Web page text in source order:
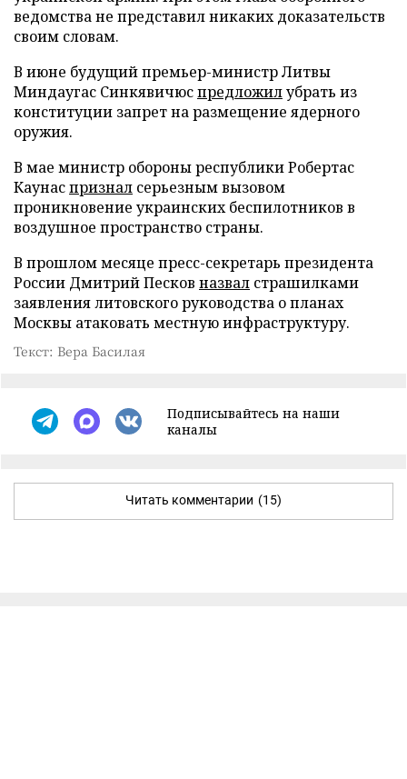
ведомства не представил никаких доказательств
своим словам.
В июне будущий премьер-министр Литвы
Миндаугас Синкявичюспредложилубрать из
конституции запрет на размещение ядерного
оружия.
В мае министр обороны республики Робертас
Каунаспризнал серьезным вызовом
проникновение украинских беспилотников в
воздушное пространство страны.
В прошлом месяце пресс-секретарь президента
России Дмитрий Песков назвал страшилками
заявления литовского руководства о планах
Москвы атаковать местную инфраструктуру.
Текст: Вера Басилая
Подписывайтесь на наши
каналы
Читать комментарии (15)